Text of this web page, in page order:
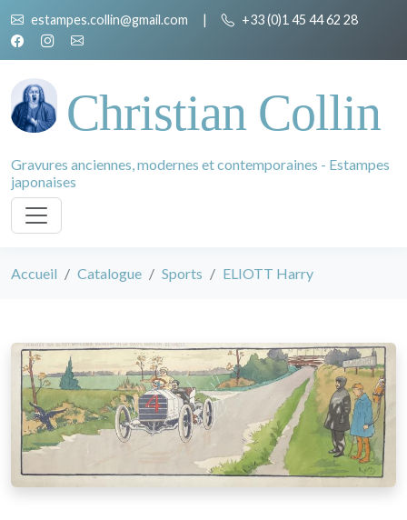
estampes.collin@gmail.com | +33 (0)1 45 44 62 28
Christian Collin
Gravures anciennes, modernes et contemporaines - Estampes
japonaises
Accueil Catalogue Sports ELIOTT Harry